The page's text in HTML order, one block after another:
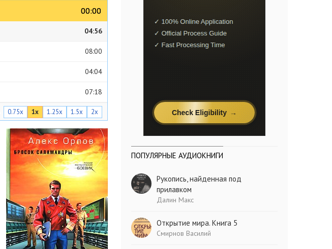
00:00
00:00
04:56
08:00
04:04
07:18
08:43
09:04
06:45
11:30
04:41
03:17
03:13
0.75x 1x 1.25x 1.5x 2x
ПОПУЛЯРНЫЕ АУДИОКНИГИ
Рукопись, найденная под
прилавком
Далин Макс
Открытие мира. Книга 5
Смирнов Василий